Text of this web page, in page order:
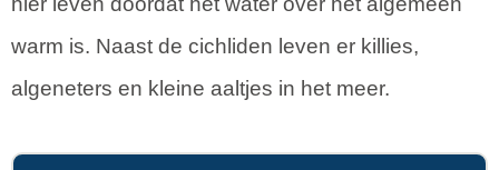
warm is. Naast de cichliden leven er killies,
algeneters en kleine aaltjes in het meer.